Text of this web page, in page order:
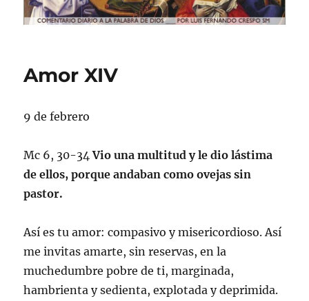
Amor XIV
9 de febrero
Mc 6, 30-34Vio una multitud y le dio lástima
de ellos, porque andaban como ovejas sin
pastor.
Así es tu amor: compasivo y misericordioso. Así
me invitas amarte, sin reservas, en la
muchedumbre pobre de ti, marginada,
hambrienta y sedienta, explotada y deprimida.